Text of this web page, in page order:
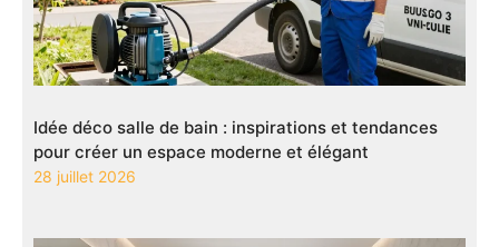
Idée déco salle de bain : inspirations et tendances
pour créer un espace moderne et élégant
28 juillet 2026